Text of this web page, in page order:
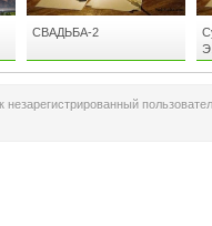
СВАДЬБА-2